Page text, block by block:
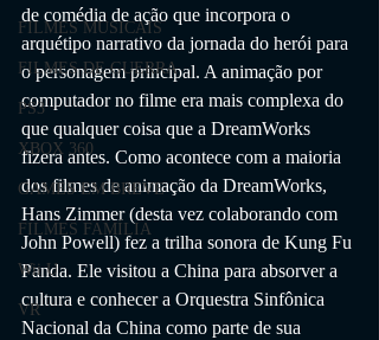
FILMES MUSICAIS
FILMES DE GUERRA
PS3
XBOX 360
GAMES EM BREVE
FILMES FAMÍLIA
Wii U
VR
de comédia de ação que incorpora o
arquétipo narrativo da jornada do herói para
o personagem principal. A animação por
computador no filme era mais complexa do
que qualquer coisa que a DreamWorks
fizera antes. Como acontece com a maioria
dos filmes de animação da DreamWorks,
Hans Zimmer (desta vez colaborando com
John Powell) fez a trilha sonora de Kung Fu
Panda. Ele visitou a China para absorver a
cultura e conhecer a Orquestra Sinfônica
Nacional da China como parte de sua